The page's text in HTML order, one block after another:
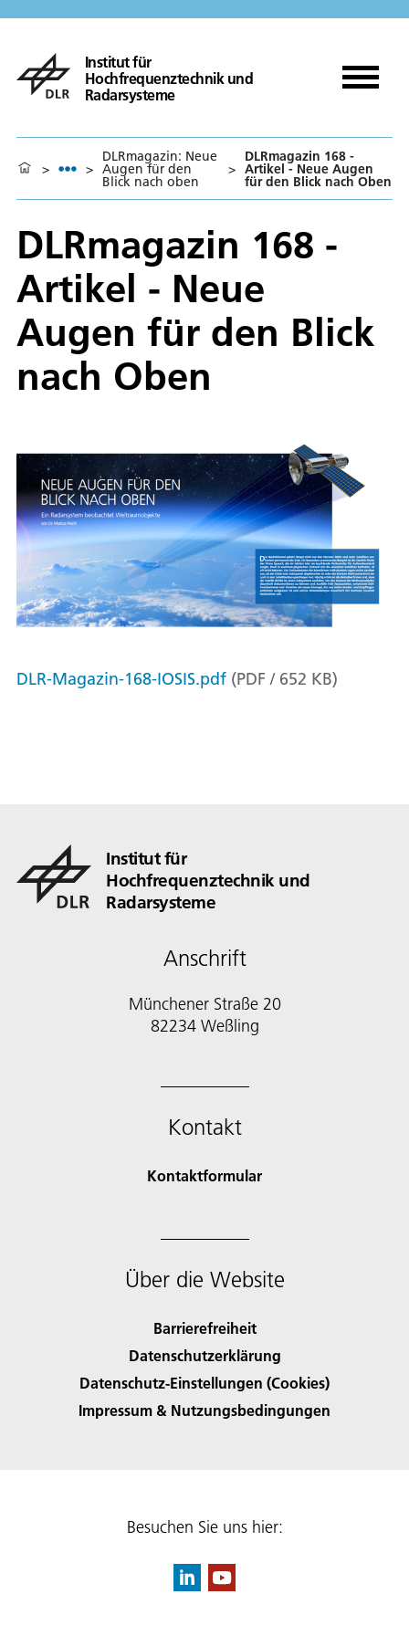
Institut für
Hochfrequenztechnik und
Radarsysteme
> >
DLRmagazin: Neue
Augen für den
Blick nach oben
>
DLRmagazin 168 -
Artikel - Neue Augen
für den Blick nach Oben
DLRmagazin 168 -
Artikel - Neue
Augen für den Blick
nach Oben
DLR-Magazin-168-IOSIS.pdf (PDF / 652 KB)
Institut für
Hochfrequenztechnik und
Radarsysteme
Anschrift
Münchener Straße 20
82234 Weßling
Kontakt
Kontaktformular
Über die Website
Barrierefreiheit
Datenschutzerklärung
Datenschutz-Einstellungen (Cookies)
Impressum & Nutzungsbedingungen
Besuchen Sie uns hier: